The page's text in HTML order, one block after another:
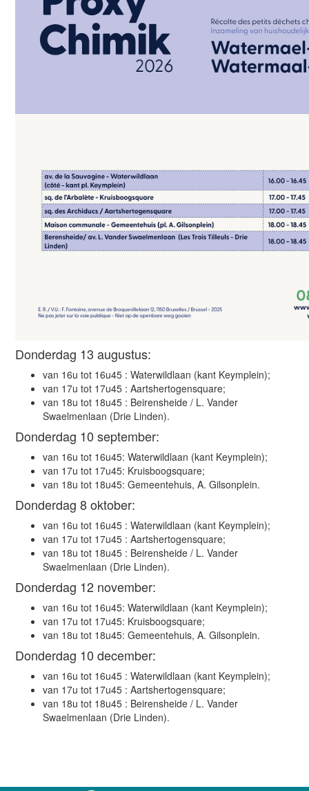
Donderdag 13 augustus:
van 16u tot 16u45 : Waterwildlaan (kant Keymplein);
van 17u tot 17u45 : Aartshertogensquare;
van 18u tot 18u45 : Beirensheide / L. Vander
Swaelmenlaan (Drie Linden).
Donderdag 10 september:
van 16u tot 16u45: Waterwildlaan (kant Keymplein);
van 17u tot 17u45: Kruisboogsquare;
van 18u tot 18u45: Gemeentehuis, A. Gilsonplein.
Donderdag 8 oktober:
van 16u tot 16u45 : Waterwildlaan (kant Keymplein);
van 17u tot 17u45 : Aartshertogensquare;
van 18u tot 18u45 : Beirensheide / L. Vander
Swaelmenlaan (Drie Linden).
Donderdag 12 november:
van 16u tot 16u45: Waterwildlaan (kant Keymplein);
van 17u tot 17u45: Kruisboogsquare;
van 18u tot 18u45: Gemeentehuis, A. Gilsonplein.
Donderdag 10 december:
van 16u tot 16u45 : Waterwildlaan (kant Keymplein);
van 17u tot 17u45 : Aartshertogensquare;
van 18u tot 18u45 : Beirensheide / L. Vander
Swaelmenlaan (Drie Linden).